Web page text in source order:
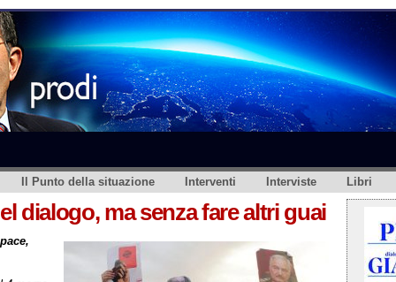
Il Punto della situazione Interventi Interviste Libri
dialogo, ma senza fare altri guai